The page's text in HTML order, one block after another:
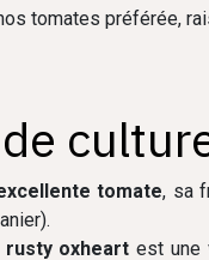
tomates préférée,
tomate, sa
oxheart est une